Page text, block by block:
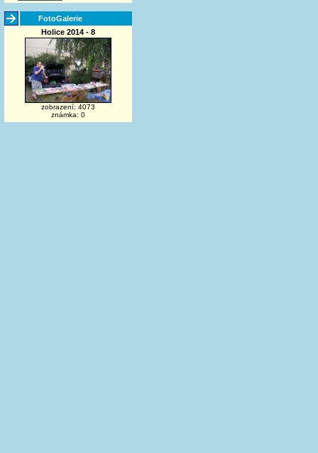
FotoGalerie
Holice 2014 - 8
zobrazení: 4073
známka: 0